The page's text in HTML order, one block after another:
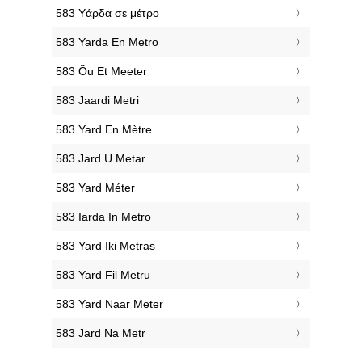
‎583 Υάρδα σε μέτρο
‎583 Yarda En Metro
‎583 Õu Et Meeter
‎583 Jaardi Metri
‎583 Yard En Mètre
‎583 Jard U Metar
‎583 Yard Méter
‎583 Iarda In Metro
‎583 Yard Iki Metras
‎583 Yard Fil Metru
‎583 Yard Naar Meter
‎583 Jard Na Metr